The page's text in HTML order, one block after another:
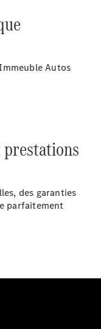
Autos
des garanties
parfaitement